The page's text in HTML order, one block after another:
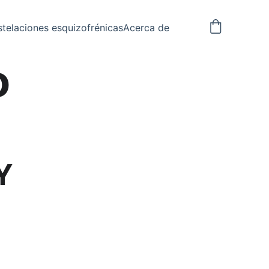
esquizofrénicasAcerca de